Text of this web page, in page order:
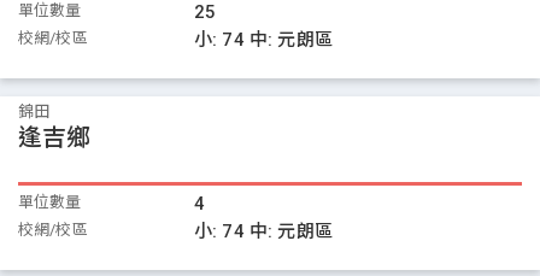
單位數量 25
校網/校區 小: 74 中:元朗區
錦田
逢吉鄉
單位數量 4
校網/校區 小: 74 中:元朗區